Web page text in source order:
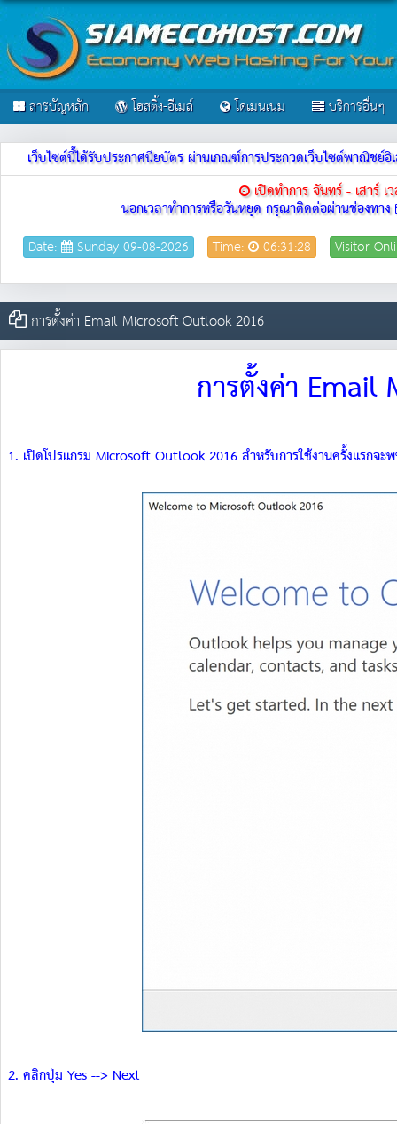
สารบัญหลัก โฮสติ้ง-อีเมล์ โดเมนเนม บริการอื่นๆ
เว็บไซต์นี้ได้รับประกาศนียบัตร ผ่านเกณฑ์การประกวดเว็บไซต์พาณิช
เปิดทำการ จันทร์ - เสาร์
นอกเวลาทำการหรือวันหยุด กรุณาติดต่อผ่านช่องทาง
Date: Sunday 09-08-2026 Time: 06:31:28 Visitor
การตั้งค่า Email Microsoft Outlook 2016
การตั้งค่า
1. เปิดโปรแกรม Microsoft Outlook 2016 สำหรับการใช้งานครั้งแรกจ
2. คลิกปุ่ม Yes --> Next